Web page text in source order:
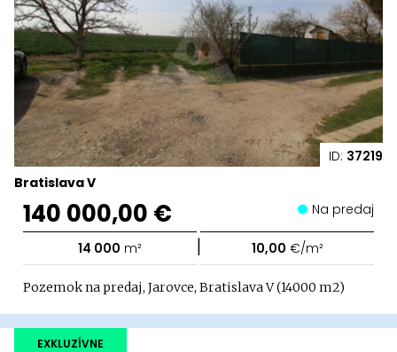
ID: 37219
Bratislava V
140 000,00 € Na predaj
14 000 m² | 10,00 €/m²
Pozemok na predaj, Jarovce, Bratislava V (14000 m2)
EXKLUZÍVNE